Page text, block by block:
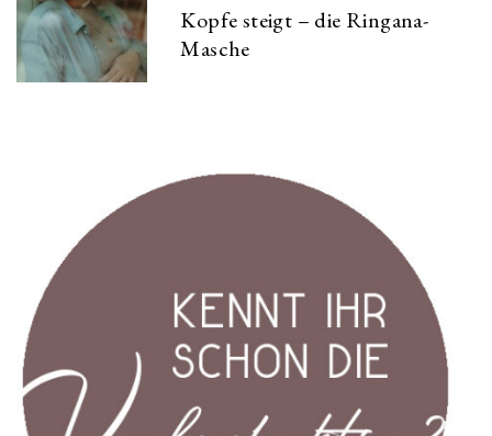
Kopfe steigt – die Ringana-
Masche